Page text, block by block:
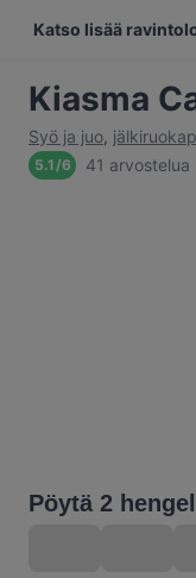
Katso lisää
Kiasma
Syö ja juo,
5.1/6 41 arvostelua
Pöytä 2